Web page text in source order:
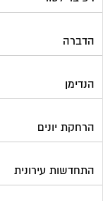
הדברה
הנדימן
הרחקת יונים
התחדשות עירונית